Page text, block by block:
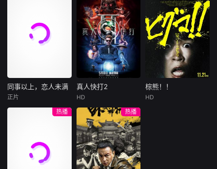
的夹缝间巧妙周
旋，共历险阻，破
解重重困境。
场，追查牧羊人“躺
平
生。
族等多方势力盘根
错节、暗潮涌动。
“天字第二号逃犯”
安。不料，他们的
护送对象竟是“天字
郎……天下熙熙皆
杀接连上演……
西格妮·韦弗
影片聚焦杰克·萨利
与奈蒂莉一家的命
运起伏，在前作的
情感余波之上，深
刻描绘一个家族在
战火中如何成长、
并共同守护血脉相
连的情感纽带的历
程，从而将故事推
维度。此外，潘多
拉的全新领域也即
将揭晓
男人（黄渤
饰）和女人（倪妮
饰）飞机同时落
地，入住同一家酒
店，成为一墙之隔
的邻居。不够隔音
的房间暴露了男人
和女人因生活暂停
陷入的困境，健
康、家庭、婚姻、
同事以上，恋人未满
公司 和戈德斯坦饰
演的律师因职业合
作的契机发展出了
同事以上，恋人未满
正片
真人快打2
阿德莱恩·鲁道夫
杰西卡·麦克娜美
过气好莱坞演
员强尼·凯奇（卡尔·
厄本饰）被意外选
中，加入一场决定
真人快打2
HD
棕熊！！
棕熊！！
HD
热播
热播